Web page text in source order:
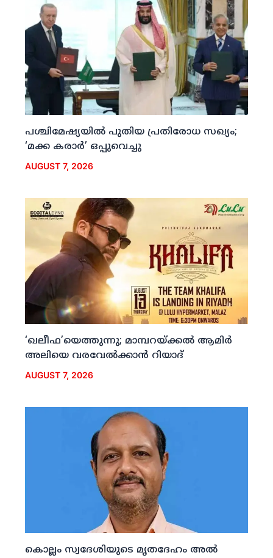
പശ്ചിമേഷ്യയില്‍ പുതിയ പ്രതിരോധ സഖ്യം;
‘മക്ക കരാര്‍’ ഒപ്പുവെച്ചു
AUGUST 7, 2026
‘ഖലീഫ’യെത്തുന്നു; മാമ്പറയ്ക്കല്‍ ആമിര്‍
അലിയെ വരവേല്‍ക്കാന്‍ റിയാദ്
AUGUST 7, 2026
കൊല്ലം സ്വദേശിയുടെ മൃതദേഹം അല്‍